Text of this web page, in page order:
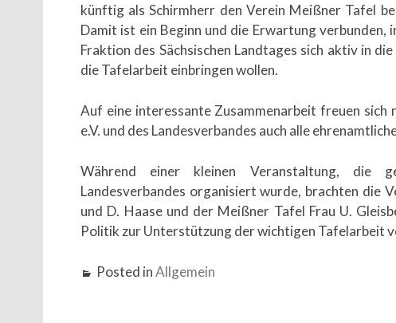
künftig als Schirmherr den Verein Meißner Tafel
Damit ist ein Beginn und die Erwartung verbunden,
Fraktion des Sächsischen Landtages sich aktiv in
die Tafelarbeit einbringen wollen.
Auf eine interessante Zusammenarbeit freuen
e.V. und des Landesverbandes auch alle
Während einer kleinen Veranstaltung, die
Landesverbandes organisiert wurde, brachten die
und D. Haase und der Meißner Tafel Frau U.
Politik zur Unterstützung der wichtigen Tafelarbeit
Posted inAllgemein